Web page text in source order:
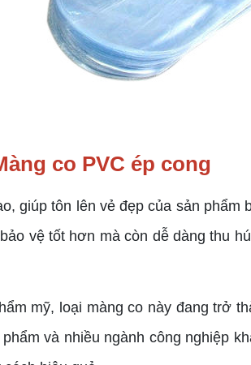
co PVC ép cong
giúp tôn lên vẻ đẹp của sản
vệ tốt hơn mà còn dễ dàng thu
mỹ, loại màng co này đang trở
và nhiều ngành công nghiệp